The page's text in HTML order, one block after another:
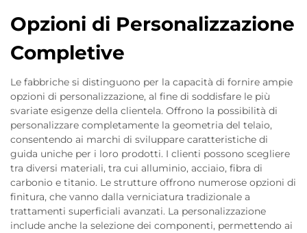
Opzioni di Personalizzazione
Completive
Le fabbriche si distinguono per la capacità di fornire ampie
opzioni di personalizzazione, al fine di soddisfare le più
svariate esigenze della clientela. Offrono la possibilità di
personalizzare completamente la geometria del telaio,
consentendo ai marchi di sviluppare caratteristiche di
guida uniche per i loro prodotti. I clienti possono scegliere
tra diversi materiali, tra cui alluminio, acciaio, fibra di
carbonio e titanio. Le strutture offrono numerose opzioni di
finitura, che vanno dalla verniciatura tradizionale a
trattamenti superficiali avanzati. La personalizzazione
include anche la selezione dei componenti, permettendo ai